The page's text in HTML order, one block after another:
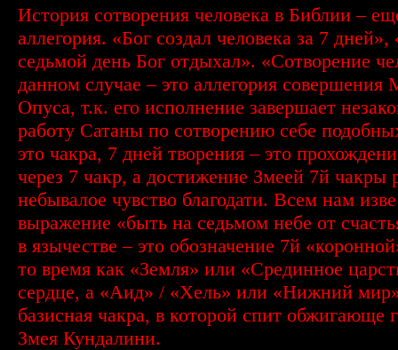
История сотворения человека в Библии –
аллегория. «Бог создал человека за 7 дней»,
седьмой день Бог отдыхал». «Сотворение
данном случае – это аллегория совершения
Опуса, т.к. его исполнение завершает
работу Сатаны по сотворению себе
это чакра, 7 дней творения – это
через 7 чакр, а достижение Змеей 7й чакры
небывалое чувство благодати. Всем нам
выражение «быть на седьмом небе от
в язычестве – это обозначение 7й
то время как «Земля» или «Срединное
сердце, а «Аид» / «Хель» или «Нижний
базисная чакра, в которой спит обжигающе
Змея Кундалини.